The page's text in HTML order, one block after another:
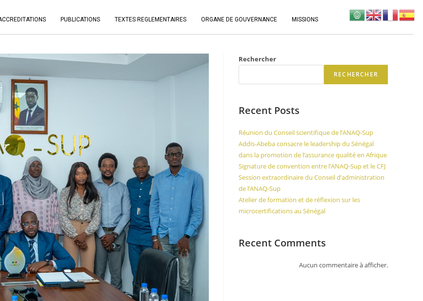
PUBLICATIONS TEXTES REGLEMENTAIRES ORGANE DE GOUVERNANCE MISSIONS
Rechercher
RECHERCHER
Recent Posts
Réunion du Conseil scientifique de l’ANAQ-Sup
Addis-Abeba consacre le leadership du Sénégal
dans la promotion de l’assurance qualité en Afrique
Signature de convention entre l’ANAQ-Sup et le CFJ
Session extraordinaire du Conseil d’administration
de l’ANAQ-Sup
Atelier de formation et de réflexion sur les
microcertifications au Sénégal
Recent Comments
Aucun commentaire à afficher.